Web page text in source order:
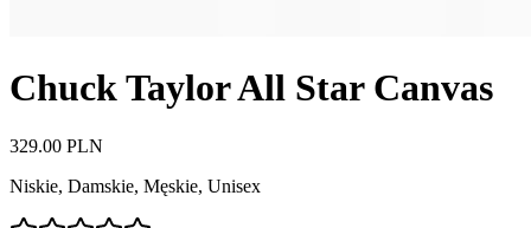
Chuck Taylor All Star Canvas
329.00 PLN
Niskie, Damskie, Męskie, Unisex